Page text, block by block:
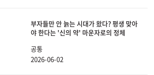
부자들만 안 늙는 시대가 왔다? 평생 맞아
야 한다는 '신의 약' 마운자로의 정체
공통
2026-06-02